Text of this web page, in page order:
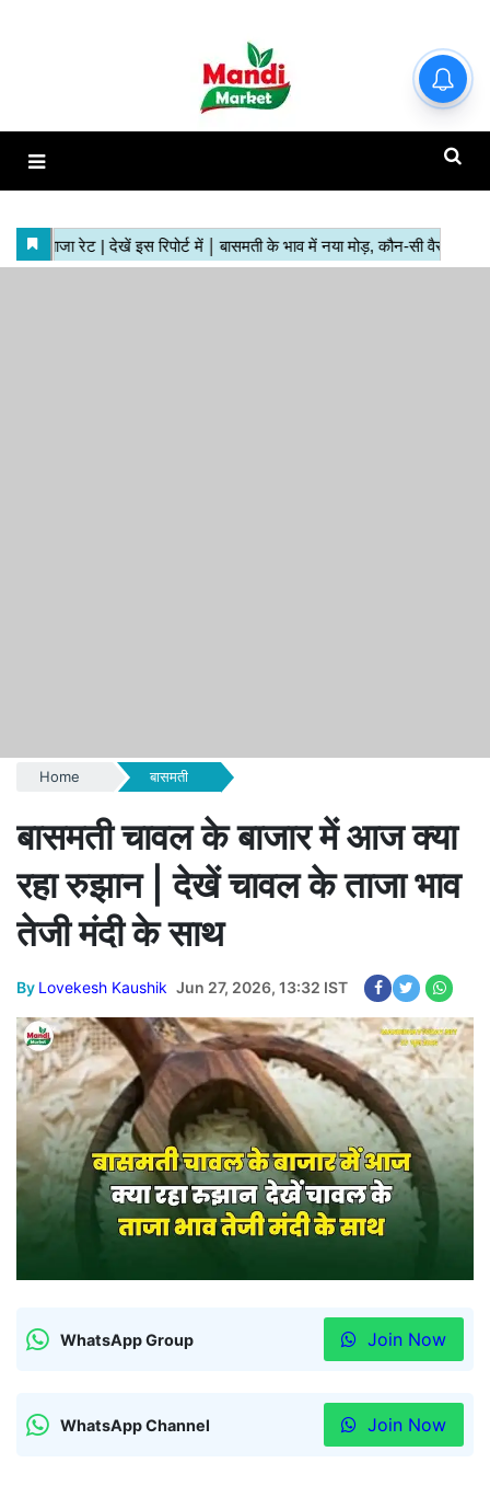
Home बासमती
बासमती चावल के बाजार में आज क्या
रहा रुझान | देखें चावल के ताजा भाव
तेजी मंदी के साथ
By Lovekesh Kaushik Jun 27, 2026, 13:32 IST
WhatsApp Group Join Now
WhatsApp Channel Join Now
हाजिर मंडियों के ताजा रेट | देखें इस
रिपोर्ट में